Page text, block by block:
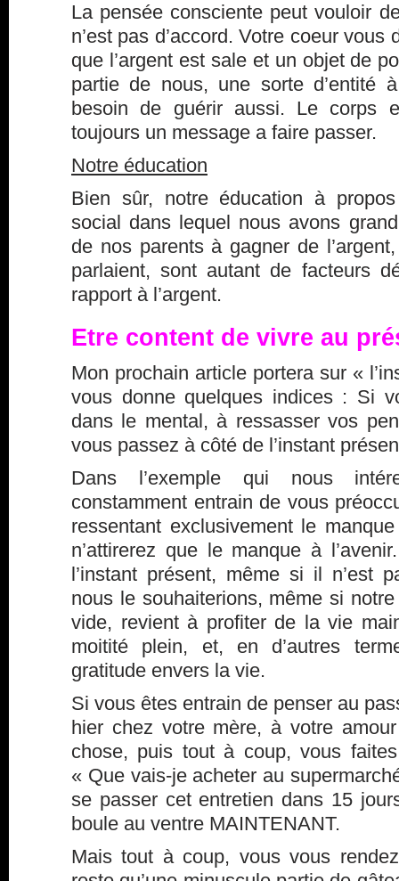
La pensée consciente peut vouloir
n’est pas d’accord. Votre coeur vous
que l’argent est sale et un objet de
partie de nous, une sorte d’entité
besoin de guérir aussi. Le corps
toujours un message a faire passer.
Notre éducation
Bien sûr, notre éducation à
social dans lequel nous avons
de nos parents à gagner de
parlaient, sont autant de facteurs
rapport à l’argent.
Etre content de vivre au
Mon prochain article portera sur «
vous donne quelques indices : Si
dans le mental, à ressasser vos
vous passez à côté de l’instant
Dans l’exemple qui nous
constamment entrain de vous
ressentant exclusivement le
n’attirerez que le manque à
l’instant présent, même si il n’est
nous le souhaiterions, même si
vide, revient à profiter de la vie
moitité plein, et, en d’autres
gratitude envers la vie.
Si vous êtes entrain de penser au
hier chez votre mère, à votre
chose, puis tout à coup, vous
« Que vais-je acheter au
se passer cet entretien dans 15
boule au ventre MAINTENANT.
Mais tout à coup, vous vous